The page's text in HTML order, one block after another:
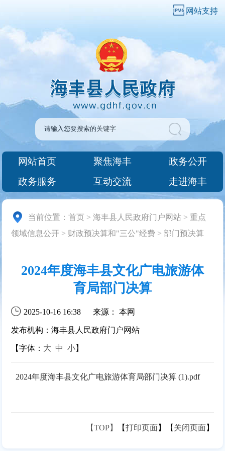
网站支持
网站首页 聚焦海丰
政务公开
政务服务
互动交流 走进海丰
当前位置：首页 >海丰县人民政府门户网站 >重点
领域信息公开 > 财政预决算和"三公"经费 >部门预决算
2024年度海丰县文化广电旅游体
育局部门决算
2025-10-16 16:38 来源： 本网
发布机构：海丰县人民政府门户网站
【字体： 大 中 小】
2024年度海丰县文化广电旅游体育局部门决算 (1).pdf
【TOP】 【打印页面】【 关闭页面】